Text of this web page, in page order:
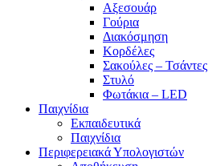
Αξεσουάρ
Γούρια
Διακόσμηση
Κορδέλες
Σακούλες – Τσάντες
Στυλό
Φωτάκια – LED
Παιχνίδια
Εκπαιδευτικά
Παιχνίδια
Περιφερειακά Υπολογιστών